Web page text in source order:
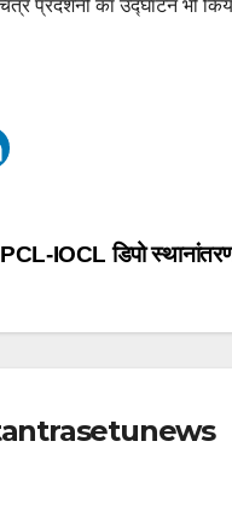
प्रदर्शनी का उद्घाटन भी
IOCL डिपो स्थानांतरण